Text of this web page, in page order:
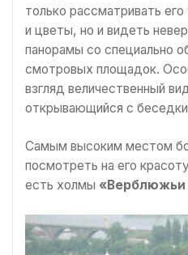
только рассматривать
и цветы, но и видеть
панорамы со специально
смотровых площадок.
взгляд величественный
открывающийся с
Самым высоким местом
посмотреть на его
есть холмы «Верблюжьи